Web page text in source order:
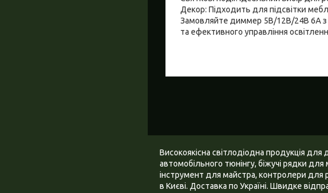
Декор: Підходить для підсвітки
Замовляйте диммер 5В/12В/24В 6А з
та ефективного управління
Високоякісна світлодіодна продукція
автомобільного тюнінгу, біжучі рядки
інструмент для майстра, контролери для
в Києві. Доставка по Україні. Швидке